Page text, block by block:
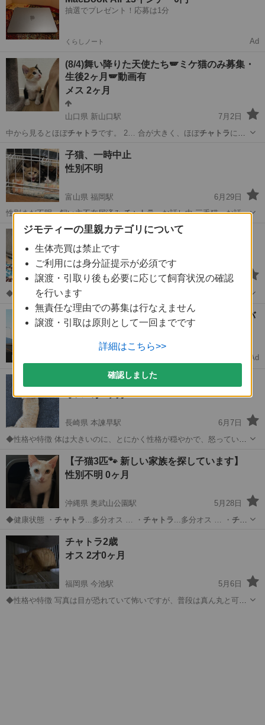
抽選でプレゼント！応募は1分
くらしノート Ad
(8/4)舞い降りた天使たち🪽ミケ猫のみ募集・
生後2ヶ月🪽動画有
メス 2ヶ月
山口県 新山口駅
7月2日
中から見るとほぼチャトラ です。 2… 合が大きく、ほぼチャトラ に見
山口 山口市 新山口駅
子猫、一時中止
性別不明
富山県 福岡駅
6月29日
性別まだ不明、飼い主不在届済みチャトラお話し中 三毛猫 お話し
中 キジ…
富山 高岡市 福岡駅 猫 チャトラ
懐っこく甘えん坊のチャトラの女の子9ヶ月
ぐらい
メス 0才9ヶ月
沖縄県 てだこ浦西駅
6月18日
◆性格や特徴チャトラ
沖縄 国頭郡 てだこ浦西駅 猫 チャトラ
【未経験OK🚚】月収30万↑中型免許ドライバ
ー募集
Ad
仏様のように穏やかなチャトラ君
オス 2才5ヶ月
長崎県 本諫早駅
6月7日
◆性格や特徴 体は大きいのに、とにかく性格が穏やかで、怒っている
ると、必ずそっとそばに寄り添って、安心させてくれるんです。まる
で「大丈夫だよ」と伝えているかの...
長崎 諫早市 本諫早駅 猫
【子猫3匹🐾 新しい家族を探しています】
性別不明 0ヶ月
沖縄県 奥武山公園駅
5月28日
◆健康状態 ・ チャトラ ...多分オス … ・ チャトラ ...多分オス … ・ チャ
沖縄 島尻郡 奥武山公園駅
チャトラ2歳
オス 2才0ヶ月
福岡県 今池駅
5月6日
◆性格や特徴 写真は目が恐れていて怖いですが、普段は真ん丸と可愛
ジモティーの里親カテゴリについて
生体売買は禁止です
ご利用には身分証提示が必須です
譲渡・引取り後も必要に応じて飼育状況の確認
を行います
無責任な理由での募集は行なえません
譲渡・引取は原則として一回までです
詳細はこちら>>
確認しました